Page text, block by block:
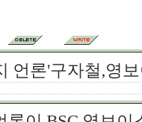
언론'구자철,영